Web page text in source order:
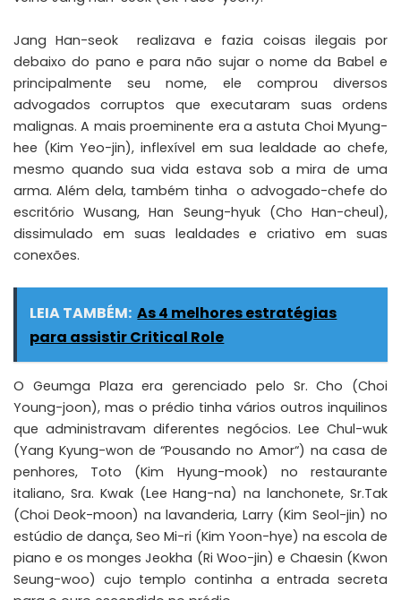
Jang Han-seok realizava e fazia coisas ilegais por
debaixo do pano e para não sujar o nome da Babel e
principalmente seu nome, ele comprou diversos
advogados corruptos que executaram suas ordens
malignas. A mais proeminente era a astuta Choi Myung-
hee (Kim Yeo-jin), inflexível em sua lealdade ao chefe,
mesmo quando sua vida estava sob a mira de uma
arma. Além dela, também tinha o advogado-chefe do
escritório Wusang, Han Seung-hyuk (Cho Han-cheul),
dissimulado em suas lealdades e criativo em suas
conexões.
LEIA TAMBÉM: As 4 melhores estratégias
para assistir Critical Role
O Geumga Plaza era gerenciado pelo Sr. Cho (Choi
Young-joon), mas o prédio tinha vários outros inquilinos
que administravam diferentes negócios. Lee Chul-wuk
(Yang Kyung-won de “Pousando no Amor“) na casa de
penhores, Toto (Kim Hyung-mook) no restaurante
italiano, Sra. Kwak (Lee Hang-na) na lanchonete, Sr.Tak
(Choi Deok-moon) na lavanderia, Larry (Kim Seol-jin) no
estúdio de dança, Seo Mi-ri (Kim Yoon-hye) na escola de
piano e os monges Jeokha (Ri Woo-jin) e Chaesin (Kwon
Seung-woo) cujo templo continha a entrada secreta